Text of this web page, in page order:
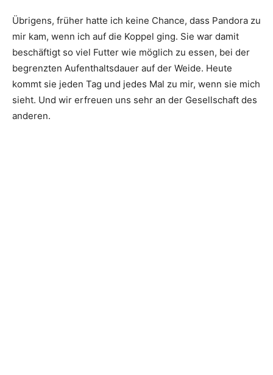
Übrigens, früher hatte ich keine Chance, dass Pandora zu
mir kam, wenn ich auf die Koppel ging. Sie war damit
beschäftigt so viel Futter wie möglich zu essen, bei der
begrenzten Aufenthaltsdauer auf der Weide. Heute
kommt sie jeden Tag und jedes Mal zu mir, wenn sie mich
sieht. Und wir erfreuen uns sehr an der Gesellschaft des
anderen.